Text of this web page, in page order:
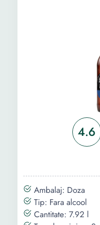
4.6
Ambalaj: Doza
Tip: Fara alcool
Cantitate: 7.92 l